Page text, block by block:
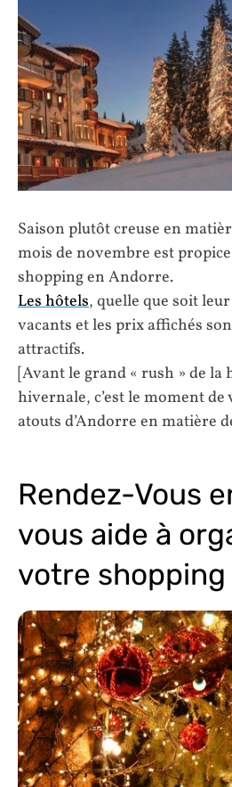
Saison plutôt creuse en
mois de novembre est
shopping en Andorre.
Les hôtels, quelle que soit
vacants et les prix affichés
attractifs.
[Avant le grand « rush » de la
hivernale, c’est le moment
atouts d’Andorre en matière
Rendez-Vous
vous aide à
votre shopping